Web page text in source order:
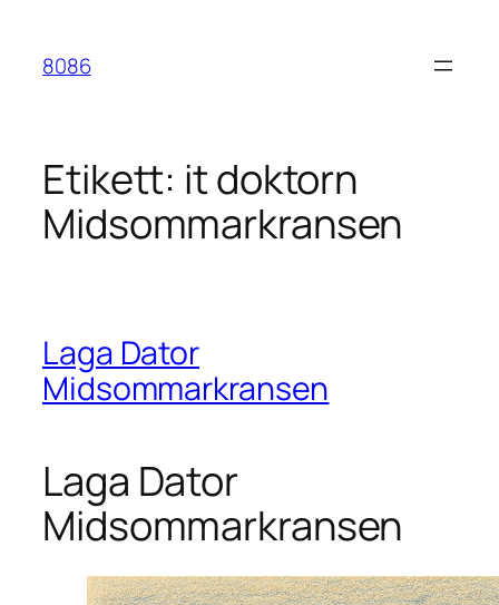
innehåll
8086
Etikett: it doktorn
Midsommarkransen
Laga Dator
Midsommarkransen
Laga Dator
Midsommarkransen